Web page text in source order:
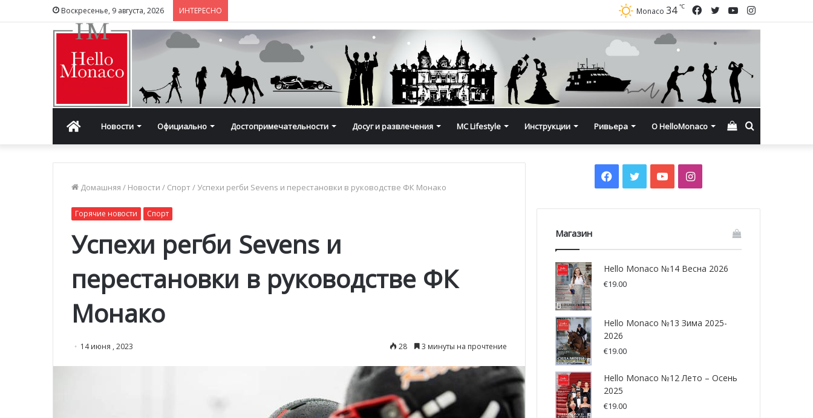
Воскресенье, 9 августа, 2026 ИНТЕРЕСНО Instagram
YouTube
Twitter
Facebook
Monaco 34 ℃
ГлавнаяНовости Официально Достопримечательности Досуг и развлечения MC Lifestyle Инструкции Ривьера О HelloMonaco Смотреть
Домашняя / Новости / Спорт / Успехи регби Sevens и перестановки в руководстве ФК Монако
Горячие новости Спорт
Успехи регби Sevens и
перестановки в руководстве ФК
Монако
14 июня , 2023 28 3 минуты на прочтение
Facebook
TwitterYouTubeInstagram
Магазин
Hello Monaco №14 Весна 2026
€19.00
Hello Monaco №13 Зима 2025-
2026
€19.00
Hello Monaco №12 Лето – Осень
2025
€19.00